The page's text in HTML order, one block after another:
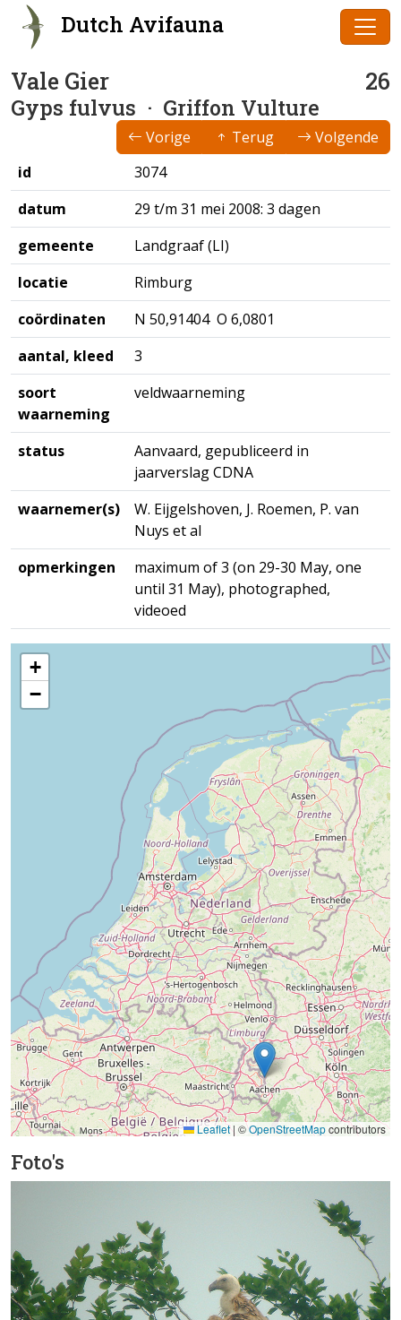
Dutch Avifauna
Vale Gier 26
Gyps fulvus · Griffon Vulture
Vorige Terug
Volgende
id
3074
datum
29 t/m 31 mei 2008: 3 dagen
gemeente
Landgraaf (LI)
locatie
Rimburg
coördinaten
N 50,91404 O 6,0801
aantal, kleed
3
soort
waarneming
veldwaarneming
status
Aanvaard, gepubliceerd in
jaarverslag CDNA
waarnemer(s)
W. Eijgelshoven, J. Roemen, P. van
Nuys et al
opmerkingen
maximum of 3 (on 29-30 May, one
until 31 May), photographed,
videoed
+
−
Leaflet| ©OpenStreetMapcontributors
Foto's